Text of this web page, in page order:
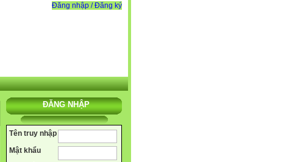
Đăng nhập / Đăng ký
ĐĂNG NHẬP
Tên truy nhập
Mật khẩu